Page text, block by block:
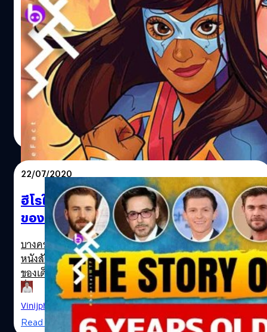
She-Hulk
ๆ มาร์เวลที่รอจะชมเรื่องราวจากยักษ์เขียวอย่าง Hulk ที่แม้ตัว
ละครนี้จะติดสัญญากับค่าย Paramount ไม่ให้สามารถนำมาส
ร้างเป็นหนังแยกเดี่ยวได้ (แต่อยู่ในหนังรวมทีม Avengers ได้)
Marvel Studios ก็เลยแก้เกมด้วยการทำเป็นซีรีส์ตัวละคร
She-Hulk เสียเลย She-Hulk เป็นชื่อฉายาของตัวละคร
"Jennifer Walters" ญาติของ Bruce Banner ปรากฏตัวครั้ง
แรกในฉบับคอมิก ปี 1980 ในชื่อฉบับว่า "The Savage She-
Hulk…
Captain Marvel 2 จะเป็นหนังรวมเหล่าซูเปอร์
ฮีโรในระดับ “mini Avengers film” และเปิด
ตัว Ms. Marvel
แม้ว่าขณะนี้กองถ่ายของหลาย ๆ สตูดิโอยังหยุดชะงักการถ่าย
ทำ แต่งานเบื้องหลังก็ยังคงรุดหน้าต่อไป สำหรับมาร์เวล สตูดิ
โอ ก็ยังคงคร่ำเคร่งกับการเตรียมงานกองทัพหนังสำหรับเฟส
4 และ เฟส 5 ซึ่งมีแผนการว่าจะเปิดตัวซูเปอร์ฮีโรรายใหม่อีก
หลายตัวทั้งในจอเล็กและจอใหญ่ ซึ่งเป็นที่แน่นอนแล้วว่าหนึ่ง
ในนั้นก็คือ Ms.Marvel ซึ่งเราจะได้เห็นซูเปอร์ฮีโรรุ่นพี่อย่าง
Capatin Marvel ทำหน้าที่พี่เลี้ยงให้กับซูเปอร์ฮีโรรุ่นน้องอย่าง
Ms.Marvel ในหนังภาคต่อ Captain Marvel 2 แต่ก็ยังเป็นไป
ได้ว่าหลังเปิดตัวแล้ว Ms.Marvel อาจจะสานต่อในรูปแบบทีวีซี
รีส์ทาง Disney+ ตามที่ เควิน ไฟกี เคยเกริ่นไว้แล้วหลายครั้ง
ว่าจากนี้ไปดิสนีย์จะมีการพัฒนาโพรเจกต์ใหม่ ๆ ร่วมกันไปทั้ง
ภาพยนตร์และหนังหรือซีรีส์ทาง Disney+ หลังจากหนัง
Avengers : EndGame เราก็ยังไม่เห็นวี่แววว่าจะมีหนัง
Avengers เรื่องต่อไปออกมาเมื่อไหร่ เพราะซูเปอร์ฮีโรอันเป็น
ที่รักหลายรายก็ได้อำลาบทบาทกันไปเป็นที่เรียบร้อย จนข่าว
ล่านี้ล่ะ ที่แย้มมาพอให้หายคิดถึงบรรยากาศการรวมเหล่าซู
เปอร์ฮีโรบนจอหนังกันได้บ้างว่าหนัง Captain Marvel 2 จะมี
บรรดาซูเปอร์ฮีโรมาปรากฏหลายราย อาจเรียกได้ว่าเป็นหนัง
Mini Avengers ก็พอได้ แล้วหนังจะยังทำหน้าที่แนะนำซูเปอร์
ฮีโรรายใหม่ Ms. Marvel…
สุชยา เกษจำรัส | 2202 days ago
Read More
22/07/2020
ฮีโรในคราบเด็ก 6 ขวบ เมื่อทีม Avengers ส่ง
ของและกำลังใจให้เด็กชายผู้ช่วยชีวิตน้องสาว
บางครั้งพลานุภาพของการ์ตูนสักเรื่อง ตัวละครสักตัว หรือ
หนังสักเรื่องก็ปลูกเมล็ดพันธุ์แห่งความกล้าหาญภายในจิตใจ
ของเด็ก ๆ ไม่ว่าจะอายุน้อยสักเท่าไร และการออกมาส่งเสียง
ชื่นชมและให้กำลังใจในการทำความดี ก็น่าจะเป็นสิ่งเยียวยา
จิตใจให้กับผู้ประสบเคราะห์ร้ายจากความกล้าหาญนั้นได้
อย่างดี เช่นเดียวกันหนูน้อยคนหนึ่งที่ทำให้นักแสดงทีม
Vinijphat Kanyapong| 2209 days ago
Read More